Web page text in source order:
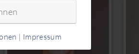
| Impressum